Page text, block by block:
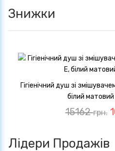
Знижки
Гігіенічний душ зі
білий
15162грн.
Лідери Продажів